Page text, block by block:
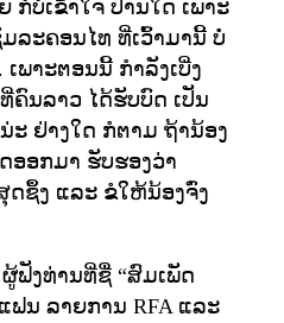
ກໍບໍ່ເຂົ້າໃຈ ປານໃດ ເພາະ
ລະຄອນໄທ ທີ່ເວົ້າມານີ້ ບໍ່
ພາະຕອນນີ້ ກຳລັງເບີ່ງ
ຄົນລາວ ໄດ້ຮັບບົດ ເປັນ
ະ ຢ່າງໃດ ກໍຕາມ ຖ້ານ້ອງ
ອອກມາ ຮັບຮອງວ່າ
ດຊຶ້ງ ແລະ ຂໍໃຫ້ນ້ອງຈົ່ງ
ຟັງທ່ານທີ່ຊື່ “ສົມເພັດ
ແຟນ ລາຍການ RFA ແລະ